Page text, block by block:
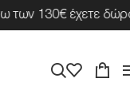
130€ έχετε δώρο